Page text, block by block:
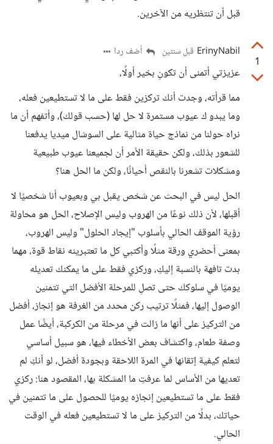
قبل أن تنتظريه من الآخرين.
1
ErinyNabil قبل سنتين أضف ردا
عزيزتي أتمنى أن تكونِ بخير أولًا،
مما قرأته، وجدت أنك تركزين فقط على ما لا تستطيعين فعله،
وما يبدو ك عيوب مستمرة لا حل لها (حسب قولك)، وأتفهم أن ما
نراه حولنا من نماذج حياة مثالية على السوشال ميديا يدفعنا
للشعور بذلك، ولكن حقيقة الأمر أن لجميعنا عيوب طبيعية
ومشكلات تشعرنا بالنقص أحيانًا، ولكن ما الحل هنا؟
الحل ليس في البحث عن شخص يقبل بي وبعيوب أنا شخصيًا لا
أقبلها، لأن ذلك نوعًا من الهروب وليس الإصلاح، الحل هو محاولة
رؤية الموقف الحالي بأسلوب "إيجاد الحلول" وليس الهروب،
بمعنى أحضري ورقة مثلًا وأكتبي كل ما تعتبرينه نقاط قوة، مهما
بدت تافهة بالنسبة إليكِ، وركزي فقط على ما يمكنك تعديله
يوميًا في سلوكك حتى تصلِ للمرحلة الأفضل التي تتمنين
الوصول إليها، فمثلًا ترتيب ركن محدد من الغرفة هو إنجاز، أفضل
من التركيز على أنها ما زالت في مرحلة من الكركبة، أيضًا عمل
وصفة طعام، واكتشاف بعض الأخطاء فيها، هو سبيل أساسي
لتعلم كيفية إتقانها في المرة اللاحقة وبجودة أفضل، لو أنكِ لم
تعديها من الأساس لما عرفتِ ما المشكلة بها، المقصود هنا: ركزي
فقط على ما تستطيعين إنجازه يوميًا للحصول على ما تتمنين في
حياتك، بدلًا من التركيز على ما لا تستطيعين فعله في الوقت
الحالي.